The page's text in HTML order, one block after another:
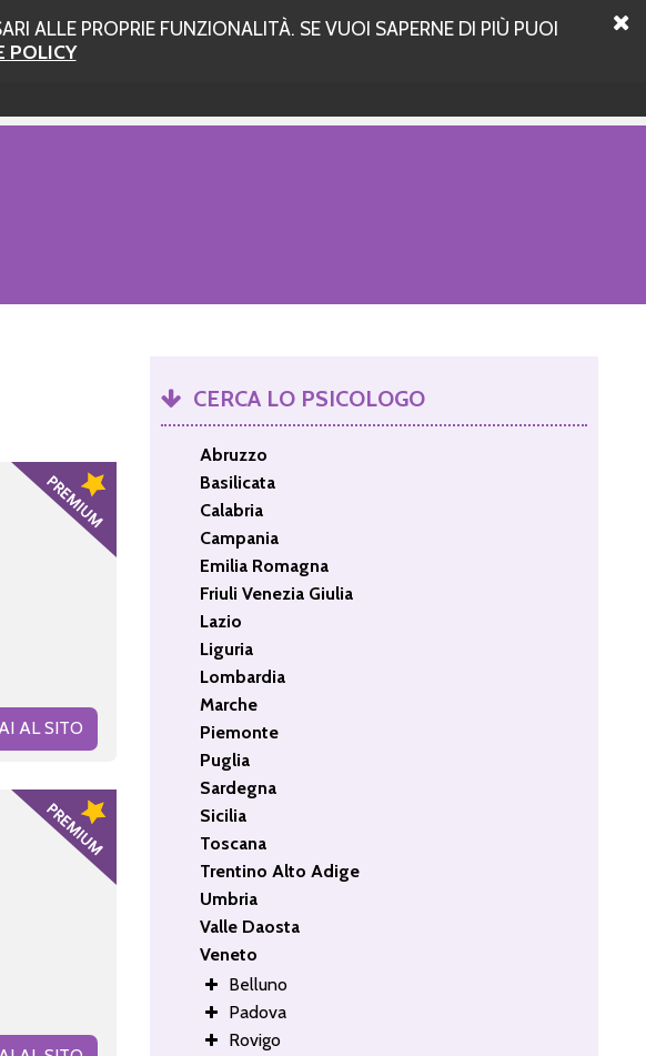
ALLE PROPRIE FUNZIONALITÀ. SE VUOI SAPERNE DI PIÙ PUOI
POLICY
AL SITO
CERCA LO PSICOLOGO
Abruzzo
Basilicata
Calabria
Campania
Emilia Romagna
Friuli Venezia Giulia
Lazio
Liguria
Lombardia
Marche
Piemonte
Puglia
Sardegna
Sicilia
Toscana
Trentino Alto Adige
Umbria
Valle Daosta
Veneto
Belluno
Padova
Rovigo